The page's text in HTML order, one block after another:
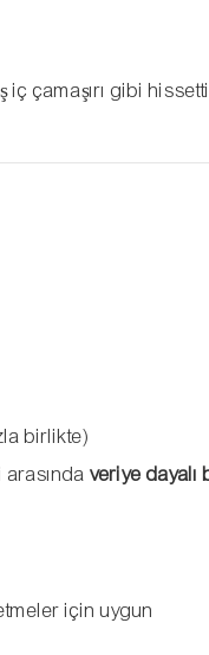
iç çamaşırı gibi
birlikte)
veriye dayalı
için uygun